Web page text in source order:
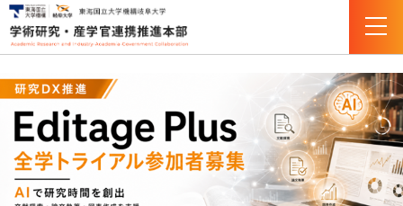
組織・体制
企画・研究支援部門（URA）について